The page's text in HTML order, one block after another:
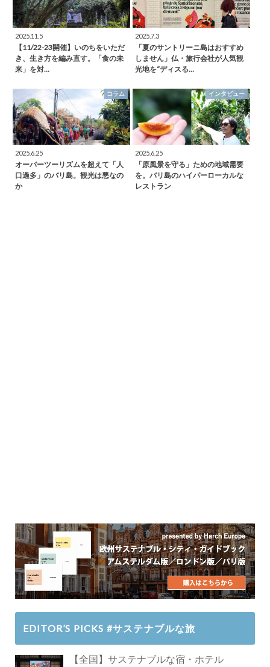
2025.11.5
【11/22-23開催】いのちをいただ
き、生き方を編み直す。「食の未
来」を対…
2025.7.3
「夏のサントリーニ島はおすすめ
しません」仏・旅行会社が人気観
光地を“ディスる…
コラム
2025.6.25
オーバーツーリズムを超えて「人
口過多」のバリ島。観光は悪なの
か
インタビュー
2025.6.25
「原風景を守る」ための地域需要
を。バリ島のハイパーローカルな
レストラン
EDITOR’S PICKS #サステナブルな旅
【全国】サステナブルな宿・ホテル